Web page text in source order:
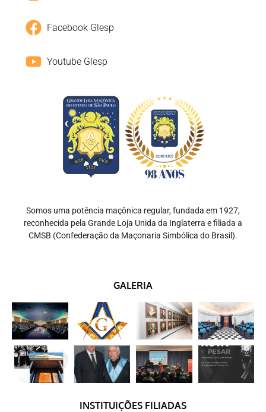
Facebook Glesp
Youtube Glesp
Somos uma potência maçônica regular, fundada em 1927,
reconhecida pela Grande Loja Unida da Inglaterra e filiada a
CMSB (Confederação da Maçonaria Simbólica do Brasil).
GALERIA
INSTITUIÇÕES FILIADAS